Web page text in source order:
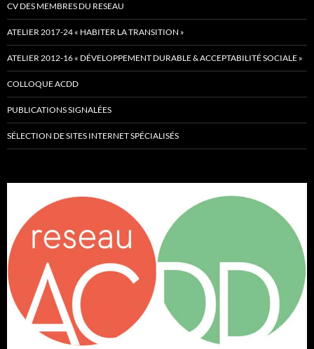
CV DES MEMBRES DU RESEAU
ATELIER 2017-24 « HABITER LA TRANSITION »
ATELIER 2012-16 « DÉVELOPPEMENT DURABLE & ACCEPTABILITÉ SOCIALE »
COLLOQUE ACDD
PUBLICATIONS SIGNALÉES
SÉLECTION DE SITES INTERNET SPÉCIALISÉS